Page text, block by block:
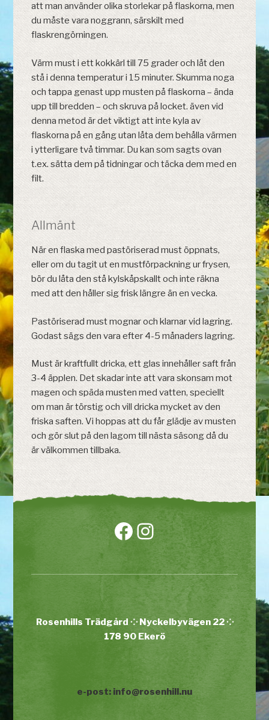
att man använder olika storlekar på flaskorna, men
du måste vara noggrann, särskilt med
flaskrengörningen.
Värm must i ett kokkärl till 75 grader och låt den
stå i denna temperatur i 15 minuter. Skumma noga
och tappa genast upp musten på flaskorna – ända
upp till bredden – och skruva på locket. även vid
denna metod är det viktigt att inte kyla av
flaskorna på en gång utan låta dem behålla värmen
i ytterligare två timmar. Du kan som sagts ovan
t.ex. sätta dem på tidningar och täcka dem med en
filt.
Allmänt
När en flaska med pastöriserad must öppnats,
eller om du tagit ut en mustförpackning ur frysen,
bör du låta den stå kylskåpskallt och inte räkna
med att den håller sig frisk längre än en vecka.
Pastöriserad must mognar och klarnar vid lagring.
Godast sägs den vara efter 4-5 månaders lagring.
Must är kraftfullt dricka, ett glas innehåller saft från
3-4 äpplen. Det skadar inte att vara skonsam mot
magen och späda musten med vatten, speciellt
om man är törstig och vill dricka mycket av den
friska saften. Vi hoppas att du får glädje av musten
och gör slut på den lagom till nästa säsong då du
är välkommen tillbaka.
Rosenhills Trädgård ⁘ Nyckelbyvägen 22 ⁘
178 90 Ekerö
e-post: info@rosenhill.nu